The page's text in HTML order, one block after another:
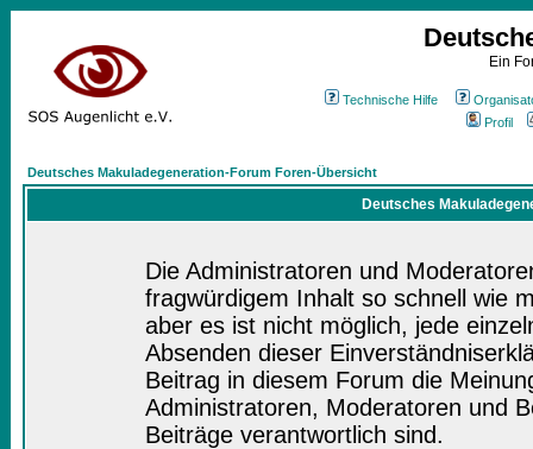
Ein
Technische Hilfe
Profil
Deutsches Makuladegeneration-Forum Foren-Übersicht
Deutsches
Die Administratoren und
fragwürdigem Inhalt so schnell wie
aber es ist nicht möglich, jede
Absenden dieser
Beitrag in diesem Forum die
Administratoren, Moderatoren und
Beiträge verantwortlich sind.